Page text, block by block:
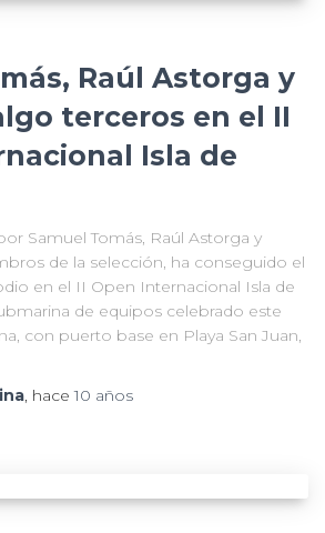
Raúl Astorga y
terceros en el II
Isla de
Samuel Tomás, Raúl Astorga y
de la selección, ha conseguido el
en el II Open Internacional Isla de
de equipos celebrado este
con puerto base en Playa San Juan,
, hace10 años